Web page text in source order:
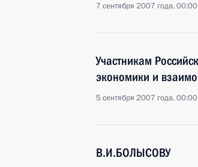
7 сентября 2007 года, 00:00
Участникам
экономики и
5 сентября 2007 года, 00:00
В.И.БОЛЫСОВУ